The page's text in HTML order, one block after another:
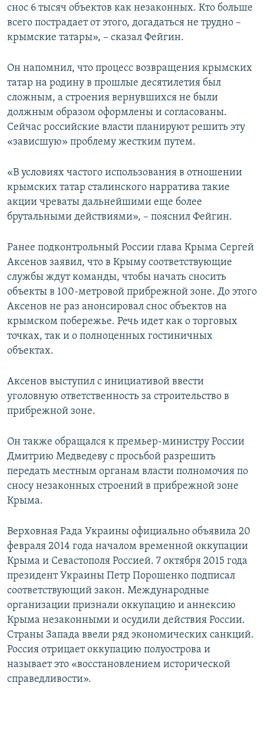
снос 6 тысяч объектов как незаконных. Кто больше
всего пострадает от этого, догадаться не трудно –
крымские татары», – сказал Фейгин.
Он напомнил, что процесс возвращения крымских
татар на родину в прошлые десятилетия был
сложным, а строения вернувшихся не были
должным образом оформлены и согласованы.
Сейчас российские власти планируют решить эту
«зависшую» проблему жестким путем.
«В условиях частого использования в отношении
крымских татар сталинского нарратива такие
акции чреваты дальнейшими еще более
брутальными действиями», – пояснил Фейгин.
Ранее подконтрольный России глава Крыма Сергей
Аксенов заявил, что в Крыму соответствующие
службы ждут команды, чтобы начать сносить
объекты в 100-метровой прибрежной зоне. До этого
Аксенов не раз анонсировал снос объектов на
крымском побережье. Речь идет как о торговых
точках, так и о полноценных гостиничных
объектах.
Аксенов выступил с инициативой ввести
уголовную ответственность за строительство в
прибрежной зоне.
Он также обращался к премьер-министру России
Дмитрию Медведеву с просьбой разрешить
передать местным органам власти полномочия по
сносу незаконных строений в прибрежной зоне
Крыма.
Верховная Рада Украины официально объявила 20
февраля 2014 года началом временной оккупации
Крыма и Севастополя Россией. 7 октября 2015 года
президент Украины Петр Порошенко подписал
соответствующий закон. Международные
организации признали оккупацию и аннексию
Крыма незаконными и осудили действия России.
Страны Запада ввели ряд экономических санкций.
Россия отрицает оккупацию полуострова и
называет это «восстановлением исторической
справедливости».